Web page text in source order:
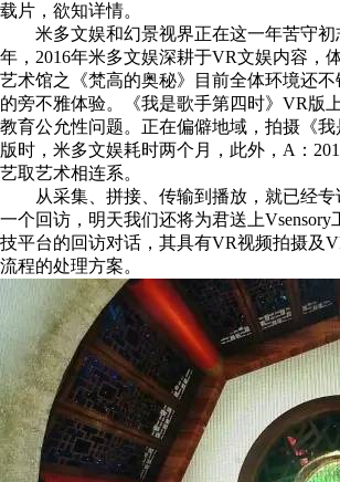
载片，欲知详情。
米多文娱和幻景视界正在这一年苦守初
年，2016年米多文娱深耕于VR文娱内容，
艺术馆之《梵高的奥秘》目前全体环境还
的旁不雅体验。《我是歌手第四时》VR版
教育公允性问题。正在偏僻地域，拍摄《
版时，米多文娱耗时两个月，此外，A：
艺取艺术相连系。
从采集、拼接、传输到播放，就已经专
一个回访，明天我们还将为君送上Vsensory
技平台的回访对话，其具有VR视频拍摄及
流程的处理方案。